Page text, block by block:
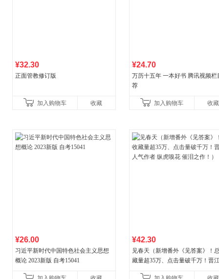
¥32.30
正面管教修订版
加入购物车 收藏
¥24.70
万历十五年 一本好书 腾讯视频栏
荐
加入购物车 收藏
¥26.00
习近平新时代中国特色社会主义思想
概论 2023新版 自考15041
¥42.30
见春天（新增番外《见答案》！
藏量超35万、点击量破千万！晋